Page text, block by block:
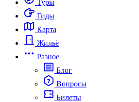
Туры
Гиды
Карта
Жильё
Разное
Блог
Вопросы
Билеты